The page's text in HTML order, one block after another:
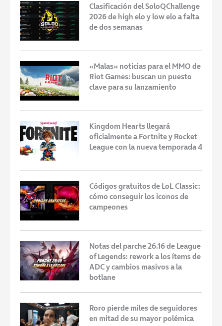
Clasificación del SoloQChallenge
2026 de high elo y low elo a falta
de dos semanas
«Malas» noticias para el MMO de
Riot Games: buscan un puesto
clave para su lanzamiento
Kingdom Hearts llegará
oficialmente a Fortnite y Rocket
League con la nueva temporada 4
Códigos gratuitos de LoL Classic:
cómo conseguir los iconos de
campeones
Notas del parche 26.16 de League
of Legends: rework a los ítems de
ADC y cambios masivos a la
botlane
Roro pierde miles de seguidores
en mitad de su mayor polémica